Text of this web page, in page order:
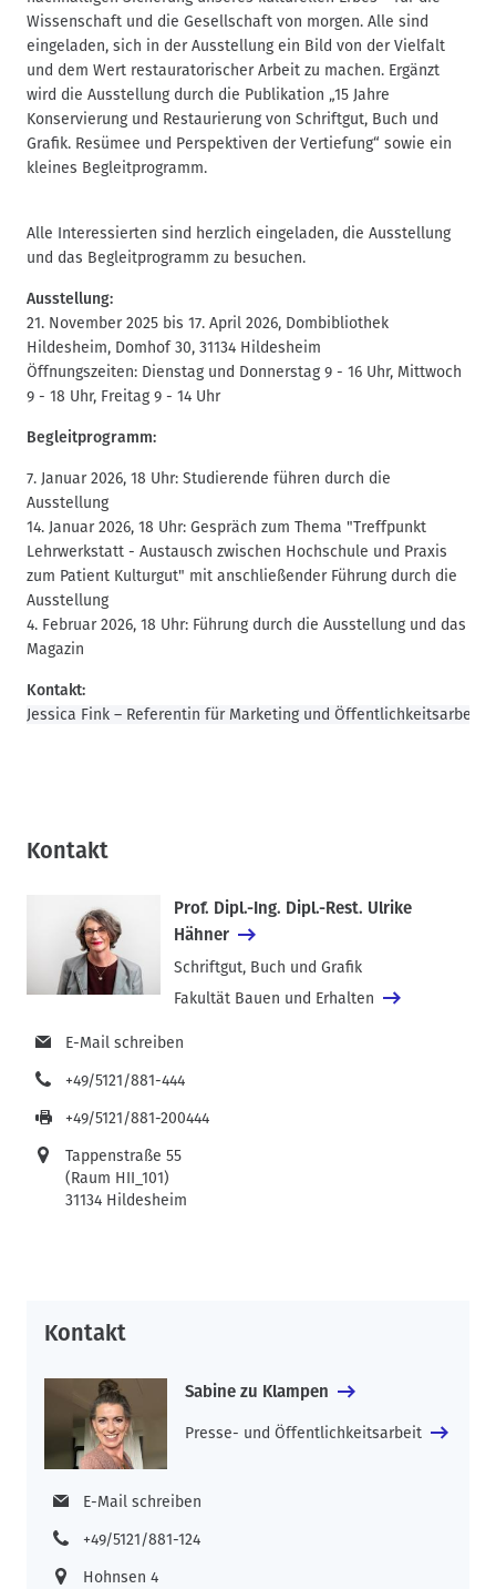
Wissenschaft und die Gesellschaft von morgen. Alle sind
eingeladen, sich in der Ausstellung ein Bild von der Vielfalt
und dem Wert restauratorischer Arbeit zu machen. Ergänzt
wird die Ausstellung durch die Publikation „15 Jahre
Konservierung und Restaurierung von Schriftgut, Buch und
Grafik. Resümee und Perspektiven der Vertiefung“ sowie ein
kleines Begleitprogramm.
Alle Interessierten sind herzlich eingeladen, die Ausstellung
und das Begleitprogramm zu besuchen.
Ausstellung:
21. November 2025 bis 17. April 2026, Dombibliothek
Hildesheim, Domhof 30, 31134 Hildesheim
Öffnungszeiten: Dienstag und Donnerstag 9 - 16 Uhr, Mittwoch
9 - 18 Uhr, Freitag 9 - 14 Uhr
Begleitprogramm:
7. Januar 2026, 18 Uhr: Studierende führen durch die
Ausstellung
14. Januar 2026, 18 Uhr: Gespräch zum Thema "Treffpunkt
Lehrwerkstatt - Austausch zwischen Hochschule und Praxis
zum Patient Kulturgut" mit anschließender Führung durch die
Ausstellung
4. Februar 2026, 18 Uhr: Führung durch die Ausstellung und das
Magazin
Kontakt:
Jessica Fink – Referentin für Marketing und Öffentlichkeitsarbeit
Kontakt
Prof. Dipl.-Ing. Dipl.-Rest. Ulrike
Hähner
Schriftgut, Buch und Grafik
Fakultät Bauen und Erhalten
E-Mail schreiben
+49/5121/881-444
+49/5121/881-200444
Tappenstraße 55
(Raum HII_101)
31134 Hildesheim
Kontakt
Sabine zu Klampen
Presse- und Öffentlichkeitsarbeit
E-Mail schreiben
+49/5121/881-124
Hohnsen 4